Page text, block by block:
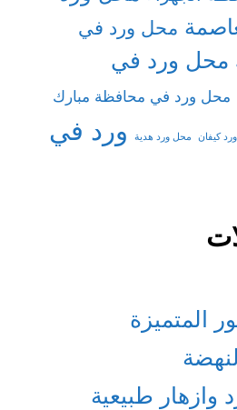
محل ورد في
محل ورد في
محل ورد في محافظة مبارك
كيفان محل ورد هدية
ورد في
المتميزة
وازهار طبيعية